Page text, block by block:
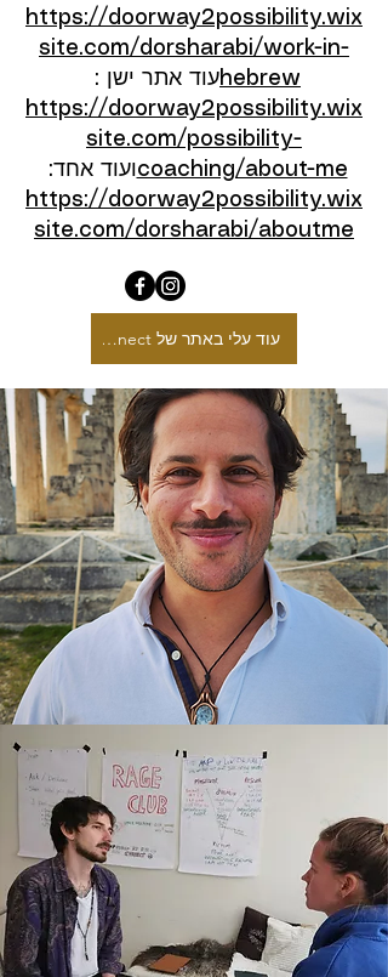
https://doorway2possibility.wix
site.com/dorsharabi/work-in-
hebrewעוד אתר ישן :
https://doorway2possibility.wix
site.com/possibility-
coaching/about-meועוד אחד:
https://doorway2possibility.wix
site.com/dorsharabi/aboutme
עוד עלי באתר של Connect באנגלית